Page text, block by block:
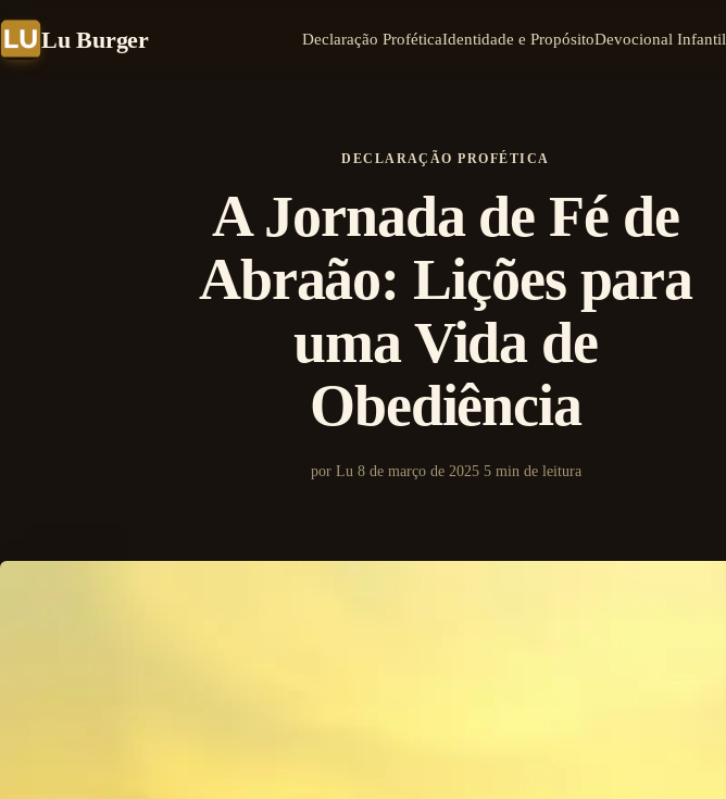
Lu Burger Declaração ProféticaIdentidade e PropósitoDevocional Infantil
DECLARAÇÃO PROFÉTICA
A Jornada de Fé de
Abraão: Lições para
uma Vida de
Obediência
por Lu 8 de março de 2025 5 min de leitura